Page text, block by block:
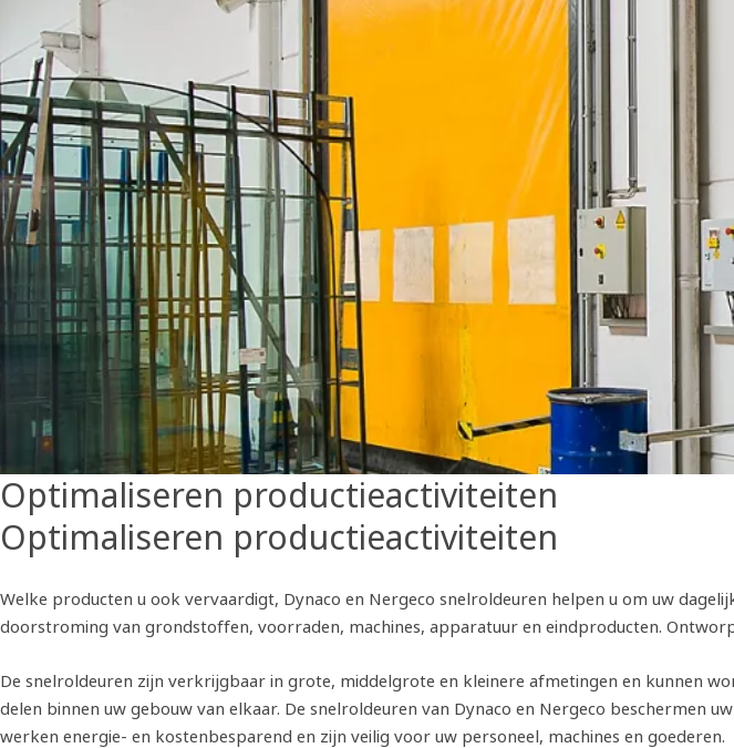
Optimaliseren productieactiviteiten
Optimaliseren productieactiviteiten
Welke producten u ook vervaardigt, Dynaco en Nergeco snelroldeuren helpen u om uw
doorstroming van grondstoffen, voorraden, machines, apparatuur en eindproducten.
De snelroldeuren zijn verkrijgbaar in grote, middelgrote en kleinere afmetingen en kunnen
delen binnen uw gebouw van elkaar. De snelroldeuren van Dynaco en Nergeco
werken energie- en kostenbesparend en zijn veilig voor uw personeel, machines en goederen.